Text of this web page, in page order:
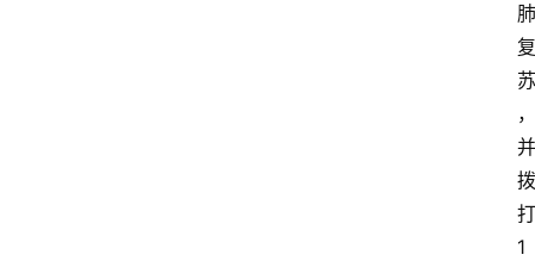
肺
复
苏
，
并
拨
打
1